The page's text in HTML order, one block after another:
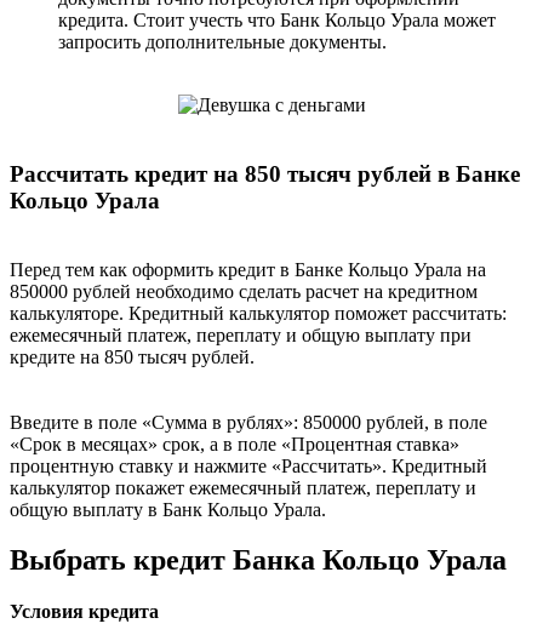
кредита. Стоит учесть что Банк Кольцо Урала может
запросить дополнительные документы.
Рассчитать кредит на 850 тысяч рублей в Банке
Кольцо Урала
Перед тем как оформить кредит в Банке Кольцо Урала на
850000 рублей необходимо сделать расчет на кредитном
калькуляторе. Кредитный калькулятор поможет рассчитать:
ежемесячный платеж, переплату и общую выплату при
кредите на 850 тысяч рублей.
Введите в поле «Сумма в рублях»: 850000 рублей, в поле
«Срок в месяцах» срок, а в поле «Процентная ставка»
процентную ставку и нажмите «Рассчитать». Кредитный
калькулятор покажет ежемесячный платеж, переплату и
общую выплату в Банк Кольцо Урала.
Выбрать кредит Банка Кольцо Урала
Условия кредита